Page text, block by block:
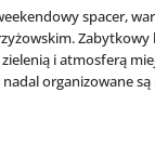
spacer,
Zabytkowy
i atmosferą
organizowane